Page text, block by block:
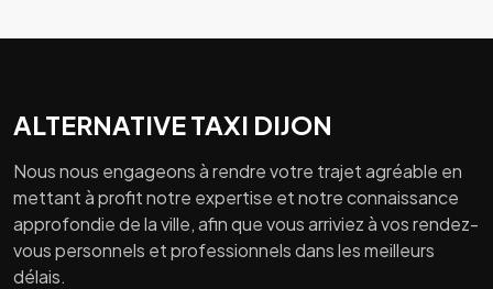
ALTERNATIVE TAXI DIJON
Nous nous engageons à rendre votre trajet agréable en
mettant à profit notre expertise et notre connaissance
approfondie de la ville, afin que vous arriviez à vos rendez-
vous personnels et professionnels dans les meilleurs
délais.